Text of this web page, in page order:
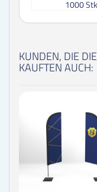
1000
KUNDEN, DIE
KAUFTEN AUCH: